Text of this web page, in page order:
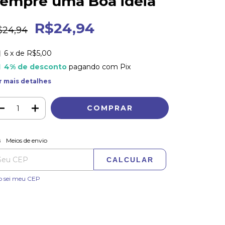
R$24,94
6 x de R$5,00
4% de descontopagando com Pix
mais detalhes
para o CEP:
Meios de envio
CALCULAR
sei meu CEP